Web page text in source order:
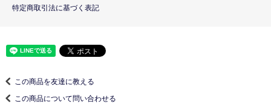
特定商取引法に基づく表記
この商品を友達に教える
この商品について問い合わせる